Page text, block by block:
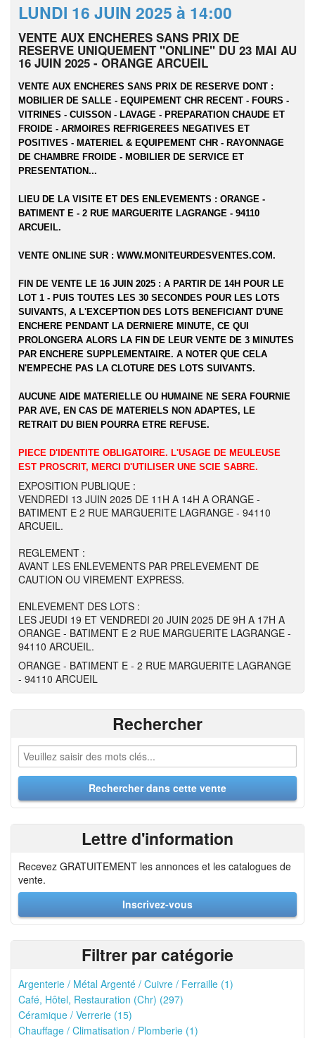
LUNDI 16 JUIN 2025 à 14:00
VENTE AUX ENCHERES SANS PRIX DE
RESERVE UNIQUEMENT "ONLINE" DU 23 MAI AU
16 JUIN 2025 - ORANGE ARCUEIL
VENTE AUX ENCHERES SANS PRIX DE RESERVE DONT :
MOBILIER DE SALLE - EQUIPEMENT CHR RECENT - FOURS -
VITRINES - CUISSON - LAVAGE - PREPARATION CHAUDE ET
FROIDE - ARMOIRES REFRIGEREES NEGATIVES ET
POSITIVES - MATERIEL & EQUIPEMENT CHR - RAYONNAGE
DE CHAMBRE FROIDE - MOBILIER DE SERVICE ET
PRESENTATION...
LIEU DE LA VISITE ET DES ENLEVEMENTS : ORANGE -
BATIMENT E - 2 RUE MARGUERITE LAGRANGE - 94110
ARCUEIL.
VENTE ONLINE SUR : WWW.MONITEURDESVENTES.COM.
FIN DE VENTE LE 16 JUIN 2025 : A PARTIR DE 14H POUR LE
LOT 1 - PUIS TOUTES LES 30 SECONDES POUR LES LOTS
SUIVANTS, A L'EXCEPTION DES LOTS BENEFICIANT D'UNE
ENCHERE PENDANT LA DERNIERE MINUTE, CE QUI
PROLONGERA ALORS LA FIN DE LEUR VENTE DE 3 MINUTES
PAR ENCHERE SUPPLEMENTAIRE. A NOTER QUE CELA
N'EMPECHE PAS LA CLOTURE DES LOTS SUIVANTS.
AUCUNE AIDE MATERIELLE OU HUMAINE NE SERA FOURNIE
PAR AVE, EN CAS DE MATERIELS NON ADAPTES, LE
RETRAIT DU BIEN POURRA ETRE REFUSE.
PIECE D'IDENTITE OBLIGATOIRE. L'USAGE DE MEULEUSE
EST PROSCRIT, MERCI D'UTILISER UNE SCIE SABRE.
EXPOSITION PUBLIQUE :
VENDREDI 13 JUIN 2025 DE 11H A 14H A ORANGE -
BATIMENT E 2 RUE MARGUERITE LAGRANGE - 94110
ARCUEIL.
REGLEMENT :
AVANT LES ENLEVEMENTS PAR PRELEVEMENT DE
CAUTION OU VIREMENT EXPRESS.
ENLEVEMENT DES LOTS :
LES JEUDI 19 ET VENDREDI 20 JUIN 2025 DE 9H A 17H A
ORANGE - BATIMENT E 2 RUE MARGUERITE LAGRANGE -
94110 ARCUEIL.
ORANGE - BATIMENT E - 2 RUE MARGUERITE LAGRANGE
- 94110 ARCUEIL
Rechercher
Lettre d'information
Recevez GRATUITEMENT les annonces et les catalogues de
vente.
Inscrivez-vous
Filtrer par catégorie
Argenterie / Métal Argenté / Cuivre / Ferraille (1)
Café, Hôtel, Restauration (Chr) (297)
Céramique / Verrerie (15)
Chauffage / Climatisation / Plomberie (1)